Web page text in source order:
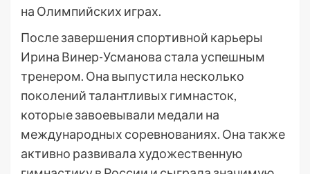
на Олимпийских играх.
После завершения спортивной карьеры
Ирина Винер-Усманова стала успешным
тренером. Она выпустила несколько
поколений талантливых гимнасток,
которые завоевывали медали на
международных соревнованиях. Она также
активно развивала художественную